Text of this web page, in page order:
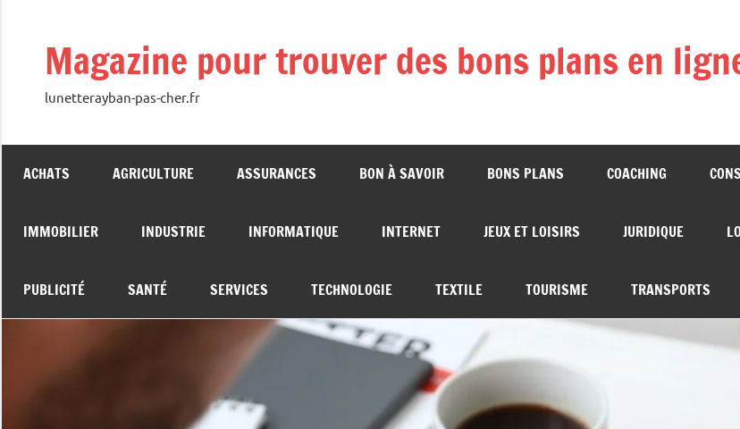
contenuMagazine pour trouver des bons plans en
lunetterayban-pas-cher.fr
ACHATS AGRICULTURE ASSURANCES BON À SAVOIR BONS PLANS COACHING
IMMOBILIER INDUSTRIE INFORMATIQUE INTERNET JEUX ET LOISIRS JURIDIQUE
PUBLICITÉ SANTÉ SERVICES TECHNOLOGIE TEXTILE TOURISME TRANSPORTS